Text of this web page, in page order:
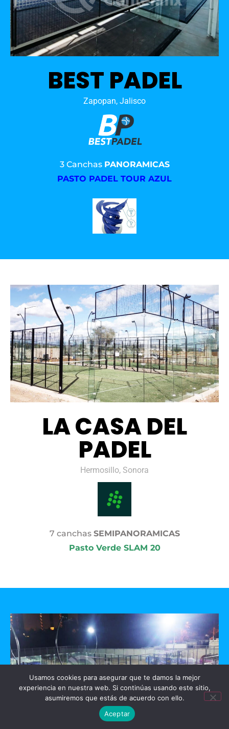
BEST PADEL
Zapopan, Jalisco
3 Canchas PANORAMICAS
PASTO PADEL TOUR AZUL
LA CASA DEL
PADEL
Hermosillo, Sonora
7 canchas SEMIPANORAMICAS
Pasto Verde SLAM 20
Usamos cookies para asegurar que te damos la mejor
experiencia en nuestra web. Si continúas usando este sitio,
asumiremos que estás de acuerdo con ello.
Aceptar